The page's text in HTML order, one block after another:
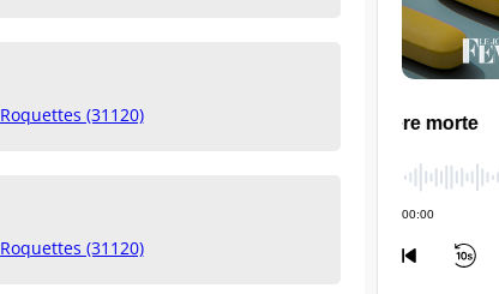
Roquettes (31120)
Roquettes (31120)